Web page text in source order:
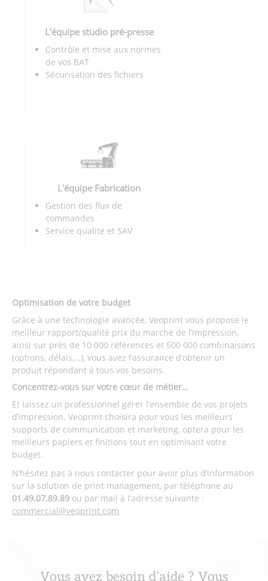
L'équipe studio pré-presse
Contrôle et mise aux normes
de vos BAT
Sécurisation des fichiers
L'équipe Fabrication
Gestion des flux de
commandes
Service qualité et SAV
Optimisation de votre budget
Grâce à une technologie avancée, Veoprint vous propose le
meilleur rapport/qualité prix du marché de l’impression,
ainsi sur près de 10 000 références et 500 000 combinaisons
(options, délais,…), vous avez l’assurance d’obtenir un
produit répondant à tous vos besoins.
Concentrez-vous sur votre cœur de métier…
Et laissez un professionnel gérer l’ensemble de vos projets
d’impression. Veoprint choisira pour vous les meilleurs
supports de communication et marketing, optera pour les
meilleurs papiers et finitions tout en optimisant votre
budget.
N’hésitez pas à nous contacter pour avoir plus d’information
sur la solution de print management, par téléphone au
01.49.07.89.89 ou par mail à l’adresse suivante :
commercial@veoprint.com
Vous avez besoin d'aide ? Vous